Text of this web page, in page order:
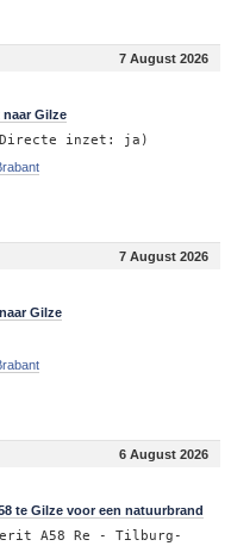
7 August 2026
Gilze
inzet: ja)
7 August 2026
Gilze
6 August 2026
te Gilze voor een natuurbrand
A58 Re - Tilburg-